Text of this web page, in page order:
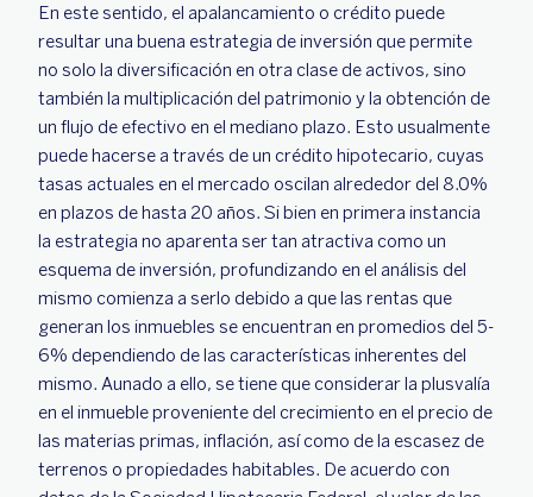
En este sentido, el apalancamiento o crédito puede
resultar una buena estrategia de inversión que permite
no solo la diversificación en otra clase de activos, sino
también la multiplicación del patrimonio y la obtención de
un flujo de efectivo en el mediano plazo. Esto usualmente
puede hacerse a través de un crédito hipotecario, cuyas
tasas actuales en el mercado oscilan alrededor del 8.0%
en plazos de hasta 20 años. Si bien en primera instancia
la estrategia no aparenta ser tan atractiva como un
esquema de inversión, profundizando en el análisis del
mismo comienza a serlo debido a que las rentas que
generan los inmuebles se encuentran en promedios del 5-
6% dependiendo de las características inherentes del
mismo. Aunado a ello, se tiene que considerar la plusvalía
en el inmueble proveniente del crecimiento en el precio de
las materias primas, inflación, así como de la escasez de
terrenos o propiedades habitables. De acuerdo con